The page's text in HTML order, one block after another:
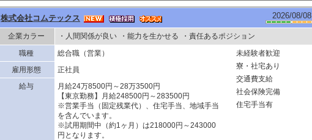
株式会社コムテックス 2026/08/08
企業カラー ・人間関係が良い ・能力を生かせる
・責任あるポジション
職種
総合職（営業）
雇用形態
正社員
給与
月給24万8500円～28万3500円
【東京勤務】月給248500円～283500円
※営業手当（固定残業代）、住宅手当、地域手当
を含んでいます。
※試用期間中（約1ヶ月）は218000円～243000
円となります。
未経験者歓迎
寮・社宅あり
交通費支給
社会保険完備
住宅手当有